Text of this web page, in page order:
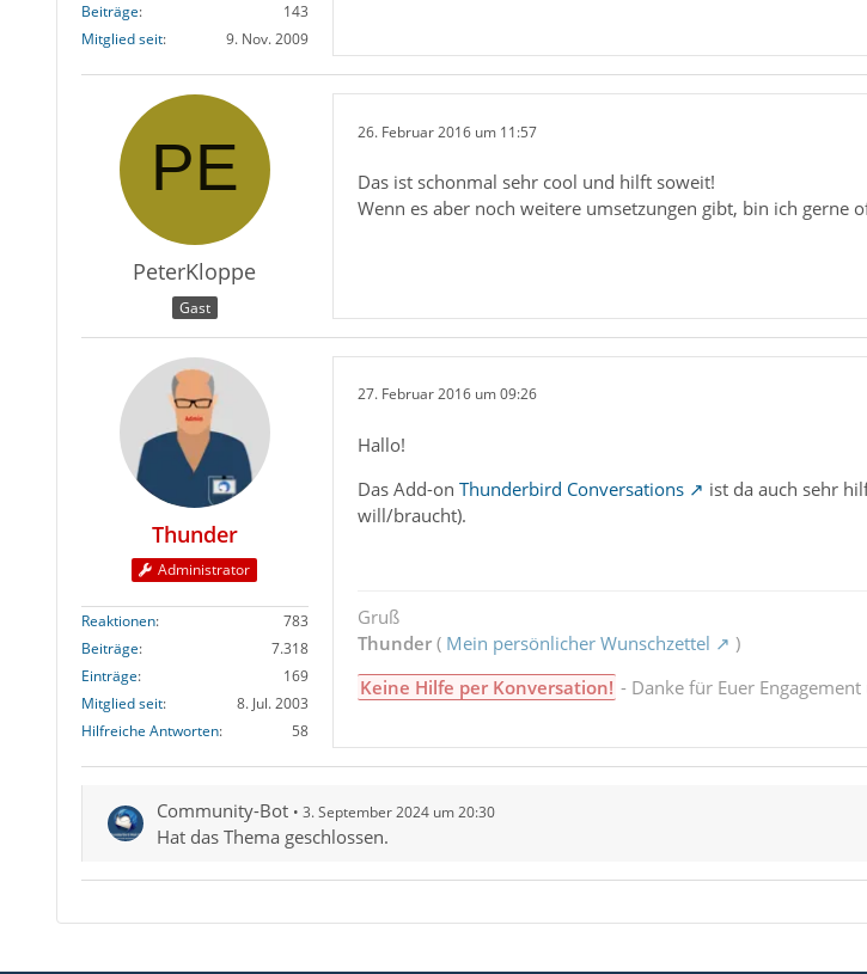
Beiträge
143
Mitglied seit
9. Nov. 2009
PeterKloppe
Gast
26. Februar 2016 um 11:57
Das ist schonmal sehr cool und hilft soweit!
Wenn es aber noch weitere umsetzungen gibt, bin ich gerne
Thunder
Administrator
Reaktionen
783
Beiträge
7.318
Einträge
169
Mitglied seit
8. Jul. 2003
Hilfreiche Antworten
58
27. Februar 2016 um 09:26
Hallo!
Das Add-on Thunderbird Conversations
ist da auch sehr
will/braucht).
Gruß
Thunder( Mein persönlicher Wunschzettel
)
Keine Hilfe per Konversation! - Danke für Euer
Community-Bot 3. September 2024 um 20:30
Hat das Thema geschlossen.